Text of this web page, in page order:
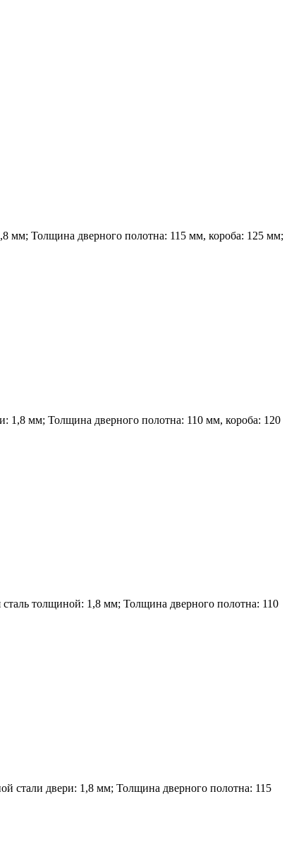
мм; Толщина дверного полотна: 115 мм, короба: 125 мм;
1,8 мм; Толщина дверного полотна: 110 мм, короба: 120
толщиной: 1,8 мм; Толщина дверного полотна: 110
стали двери: 1,8 мм; Толщина дверного полотна: 115